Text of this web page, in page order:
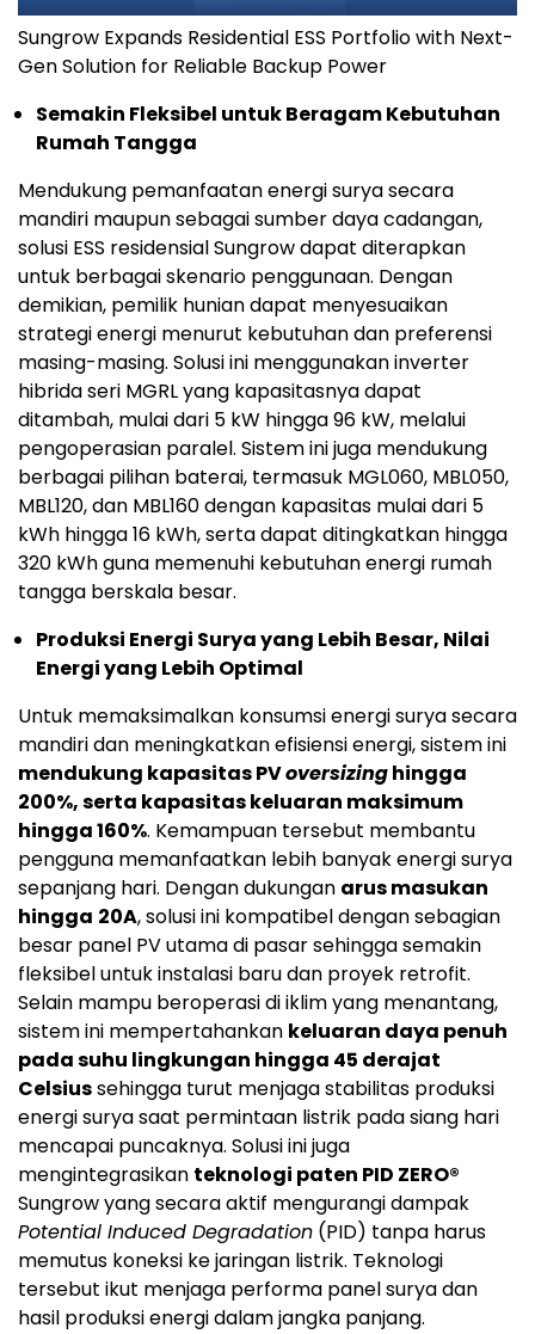
Sungrow Expands Residential ESS Portfolio with Next-
Gen Solution for Reliable Backup Power
Semakin Fleksibel untuk Beragam Kebutuhan
Rumah Tangga
Mendukung pemanfaatan energi surya secara
mandiri maupun sebagai sumber daya cadangan,
solusi ESS residensial Sungrow dapat diterapkan
untuk berbagai skenario penggunaan. Dengan
demikian, pemilik hunian dapat menyesuaikan
strategi energi menurut kebutuhan dan preferensi
masing-masing. Solusi ini menggunakan inverter
hibrida seri MGRL yang kapasitasnya dapat
ditambah, mulai dari 5 kW hingga 96 kW, melalui
pengoperasian paralel. Sistem ini juga mendukung
berbagai pilihan baterai, termasuk MGL060, MBL050,
MBL120, dan MBL160 dengan kapasitas mulai dari 5
kWh hingga 16 kWh, serta dapat ditingkatkan hingga
320 kWh guna memenuhi kebutuhan energi rumah
tangga berskala besar.
Produksi Energi Surya yang Lebih Besar, Nilai
Energi yang Lebih Optimal
Untuk memaksimalkan konsumsi energi surya secara
mandiri dan meningkatkan efisiensi energi, sistem ini
mendukung kapasitas PVoversizinghingga
200%, serta kapasitas keluaran maksimum
hingga 160%. Kemampuan tersebut membantu
pengguna memanfaatkan lebih banyak energi surya
sepanjang hari. Dengan dukungan arus masukan
hingga 20A, solusi ini kompatibel dengan sebagian
besar panel PV utama di pasar sehingga semakin
fleksibel untuk instalasi baru dan proyek retrofit.
Selain mampu beroperasi di iklim yang menantang,
sistem ini mempertahankan keluaran daya penuh
pada suhu lingkungan hingga 45 derajat
Celsiussehingga turut menjaga stabilitas produksi
energi surya saat permintaan listrik pada siang hari
mencapai puncaknya. Solusi ini juga
mengintegrasikan teknologi paten PID ZERO®
Sungrow yang secara aktif mengurangi dampak
Potential Induced Degradation (PID) tanpa harus
memutus koneksi ke jaringan listrik. Teknologi
tersebut ikut menjaga performa panel surya dan
hasil produksi energi dalam jangka panjang.